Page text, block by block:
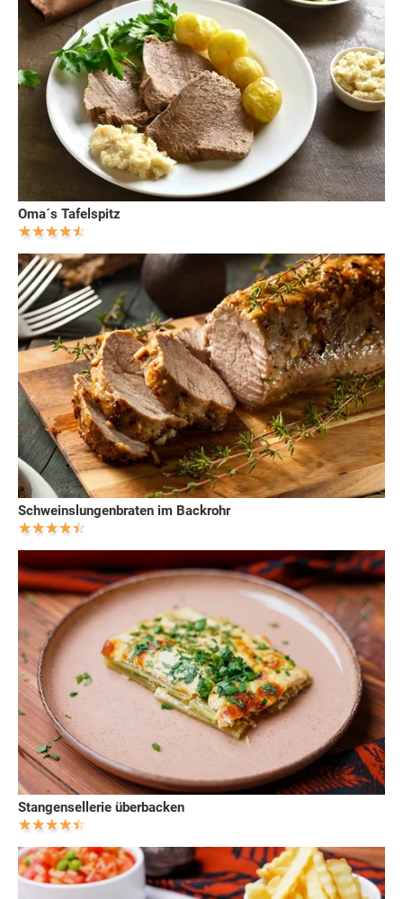
Oma´s Tafelspitz
Schweinslungenbraten im Backrohr
Stangensellerie überbacken